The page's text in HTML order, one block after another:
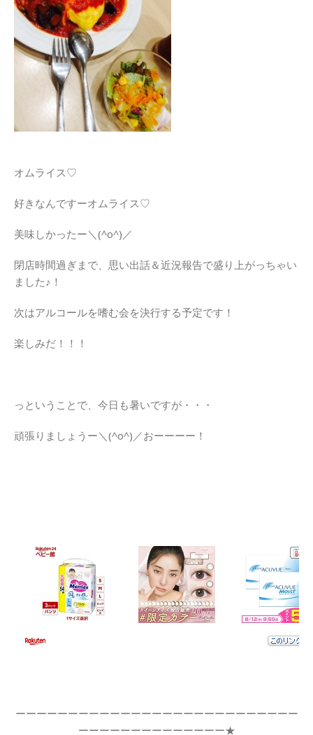
オムライス♡
好きなんですーオムライス♡
美味しかったー＼(^o^)／
閉店時間過ぎまで、思い出話＆近況報告で盛り上がっちゃい
ました♪！
次はアルコールを嗜む会を決行する予定です！
楽しみだ！！！
っということで、今日も暑いですが・・・
頑張りましょうー＼(^o^)／おーーーー！
ーーーーーーーーーーーーーーーーーーーーーーーーーーー
ーーーーーーーーーーーーーー★